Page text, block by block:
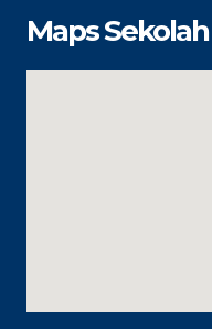
Maps Sekolah